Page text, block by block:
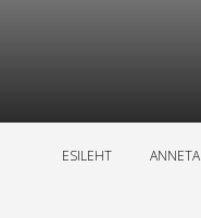
ESILEHT ANNETA